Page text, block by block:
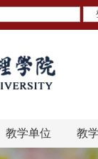
教学单位 教